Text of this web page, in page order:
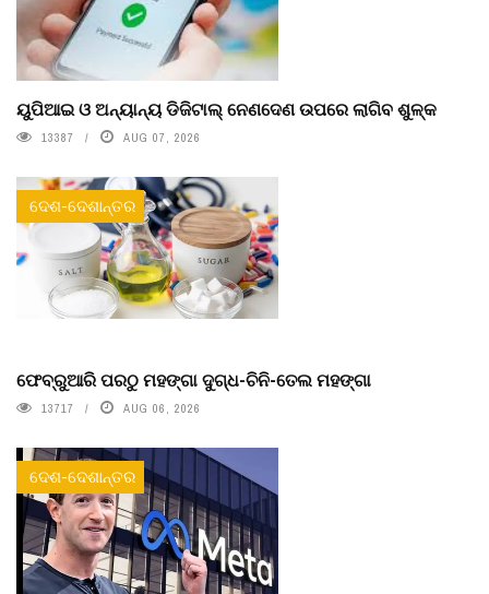
ୟୁପିଆଇ ଓ ଅନ୍ୟାନ୍ୟ ଡିଜିଟାଲ୍ ନେଣଦେଣ ଉପରେ ଲାଗିବ ଶୁଳ୍କ
13387 AUG 07, 2026
ଦେଶ-ଦେଶାନ୍ତର
ଫେବ୍ରୁଆରି ପରଠୁ ମହଙ୍ଗା ଦୁଗ୍ଧ-ଚିନି-ତେଲ ମହଙ୍ଗା
13717 AUG 06, 2026
ଦେଶ-ଦେଶାନ୍ତର